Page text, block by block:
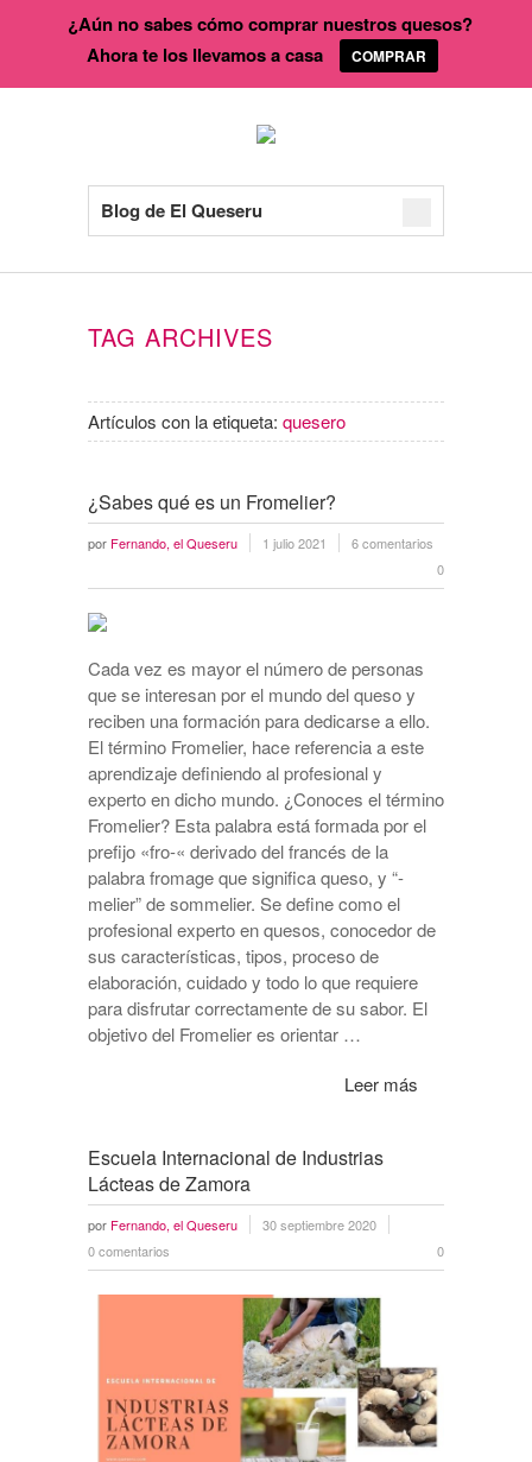
Blog de El Queseru
TAG ARCHIVES
Artículos con la etiqueta: quesero
¿Sabes qué es un Fromelier?
por Fernando, el Queseru 1 julio 2021
6 comentarios
0
Cada vez es mayor el número de personas
que se interesan por el mundo del queso y
reciben una formación para dedicarse a ello.
El término Fromelier, hace referencia a este
aprendizaje definiendo al profesional y
experto en dicho mundo. ¿Conoces el término
Fromelier? Esta palabra está formada por el
prefijo «fro-« derivado del francés de la
palabra fromage que significa queso, y “-
melier” de sommelier. Se define como el
profesional experto en quesos, conocedor de
sus características, tipos, proceso de
elaboración, cuidado y todo lo que requiere
para disfrutar correctamente de su sabor. El
objetivo del Fromelier es orientar …
Leer más
Escuela Internacional de Industrias
Lácteas de Zamora
por Fernando, el Queseru
30 septiembre 2020
0 comentarios
0
¿Aún no sabes cómo comprar nuestros quesos?
Ahora te los llevamos a casa
COMPRAR